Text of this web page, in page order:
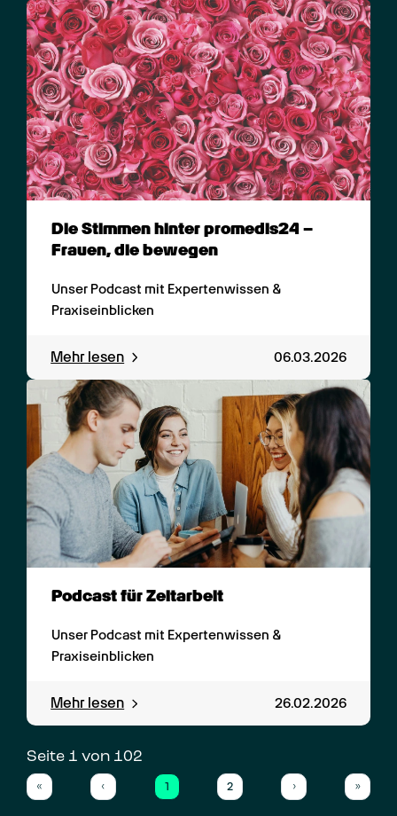
Die Stimmen hinter promedis24 –
Frauen, die bewegen
Unser Podcast mit Expertenwissen &
Praxiseinblicken
Mehr lesen 06.03.2026
Podcast für Zeitarbeit
Unser Podcast mit Expertenwissen &
Praxiseinblicken
Mehr lesen 26.02.2026
Seite 1 von 102
«
First
‹
Previous
1
(current)
2 ›
Next
»
Last